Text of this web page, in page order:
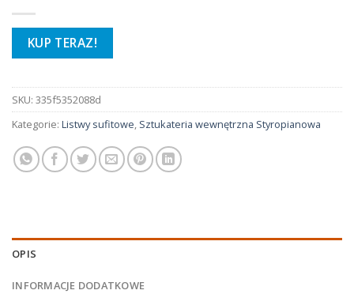
KUP TERAZ!
SKU: 335f5352088d
Kategorie: Listwy sufitowe, Sztukateria wewnętrzna Styropianowa
OPIS
INFORMACJE DODATKOWE